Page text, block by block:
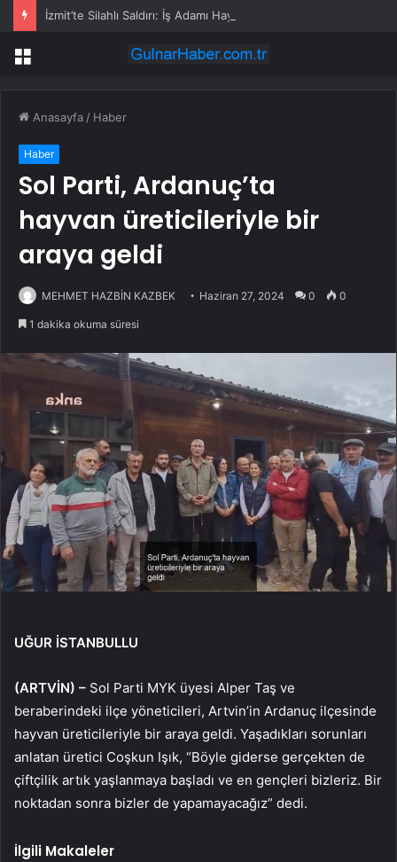
İzmit’te Silahlı Saldırı: İş Adamı Hayatını Kaybetti
Menü
Anasayfa / Haber
Haber
Sol Parti, Ardanuç’ta
hayvan üreticileriyle bir
araya geldi
MEHMET HAZBİN KAZBEK Haziran 27, 2024 0 0
1 dakika okuma süresi
UĞUR İSTANBULLU
(ARTVİN) – Sol Parti MYK üyesi Alper Taş ve
beraberindeki ilçe yöneticileri, Artvin’in Ardanuç ilçesinde
hayvan üreticileriyle bir araya geldi. Yaşadıkları sorunları
anlatan üretici Coşkun Işık, “Böyle giderse gerçekten de
çiftçilik artık yaşlanmaya başladı ve en gençleri bizleriz. Bir
noktadan sonra bizler de yapamayacağız” dedi.
İlgili Makaleler